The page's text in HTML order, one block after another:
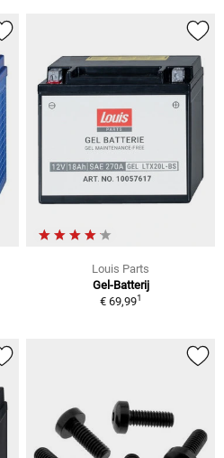
Louis Parts
Gel-Batterij
€ 69,991